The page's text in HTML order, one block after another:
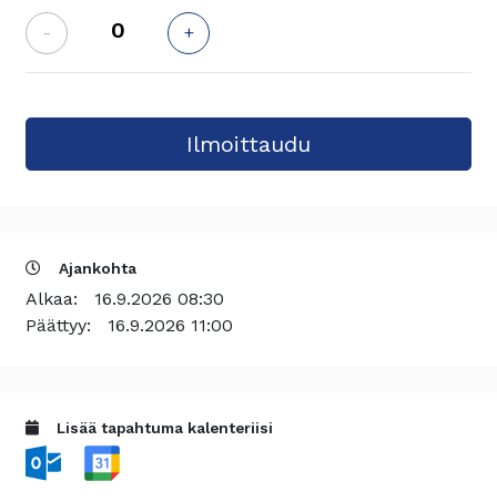
- +
Ajankohta
Alkaa: 16.9.2026 08:30
Päättyy: 16.9.2026 11:00
Lisää tapahtuma kalenteriisi